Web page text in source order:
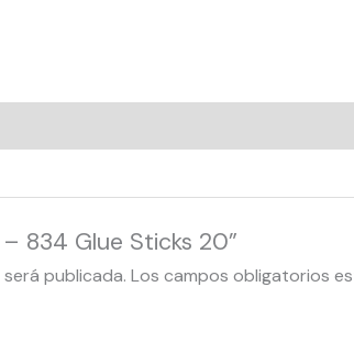
834 Glue Sticks 20”
publicada. Los campos obligatorios